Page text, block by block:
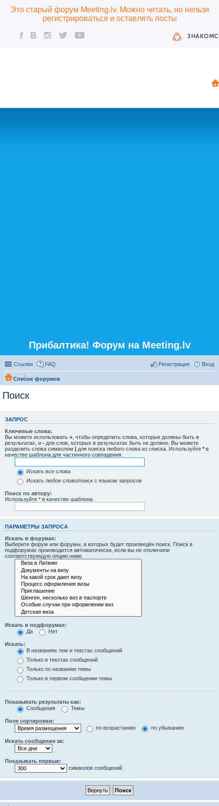
Это старый форум Meeting.lv. Можно читать, но нельзя
регистрироваться и оставлять посты
Прибалтика! Форум на Meeting.lv
Ссылки FAQ Вход
Регистрация
Список форумов
Поиск
ЗАПРОС
Ключевые слова:
Вы можете использовать + , чтобы определить слова, которые должны быть в
результатах, и - для слов, которых в результатах быть не должно. Вы можете
разделить слова символом | для поиска любого слова из списка. Используйте * в
качестве шаблона для частичного совпадения.
Искать все слова
Искать любое слово/поиск с языком запросов
Поиск по автору:
Используйте * в качестве шаблона.
ПАРАМЕТРЫ ЗАПРОСА
Искать в форумах:
Выберите форум или форумы, в которых будет произведён поиск. Поиск в
подфорумах производится автоматически, если вы не отключили
соответствующую опцию ниже.
Искать в подфорумах:
Да
Нет
Искать:
В названиях тем и текстах сообщений
Только в текстах сообщений
Только по названию темы
Только в первом сообщении темы
Показывать результаты как:
Сообщения
Темы
Поле сортировки:
по возрастанию
по убыванию
Искать сообщения за:
Показывать первые:
символов сообщений